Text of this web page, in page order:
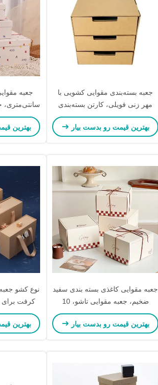
جعبه بسته‌بندی مقوایی کشویی با
مهر زنی فویلی، کارتن بسته‌بندی
سفارشی مقوایی، کارتن اکسپرس
بهترین قیمت رو بدست بیار
سانتی‌متری،
از پوست،
بهترین
جعبه مقوایی کاغذی بسته بندی سفید
ضخیم، جعبه مقوایی تاشو، 10
سانتی متر
بهترین قیمت رو بدست بیار
نوع کشو
کرفت برای
بهترین